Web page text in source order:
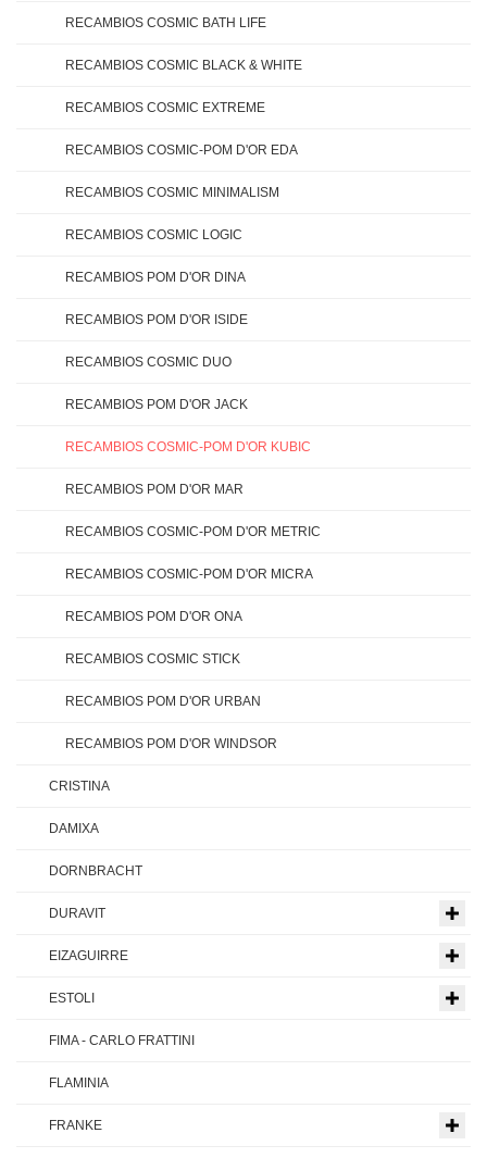
RECAMBIOS COSMIC BATH LIFE
RECAMBIOS COSMIC BLACK & WHITE
RECAMBIOS COSMIC EXTREME
RECAMBIOS COSMIC-POM D'OR EDA
RECAMBIOS COSMIC MINIMALISM
RECAMBIOS COSMIC LOGIC
RECAMBIOS POM D'OR DINA
RECAMBIOS POM D'OR ISIDE
RECAMBIOS COSMIC DUO
RECAMBIOS POM D'OR JACK
RECAMBIOS COSMIC-POM D'OR KUBIC
RECAMBIOS POM D'OR MAR
RECAMBIOS COSMIC-POM D'OR METRIC
RECAMBIOS COSMIC-POM D'OR MICRA
RECAMBIOS POM D'OR ONA
RECAMBIOS COSMIC STICK
RECAMBIOS POM D'OR URBAN
RECAMBIOS POM D'OR WINDSOR
CRISTINA
DAMIXA
DORNBRACHT
DURAVIT
EIZAGUIRRE
ESTOLI
FIMA - CARLO FRATTINI
FLAMINIA
FRANKE